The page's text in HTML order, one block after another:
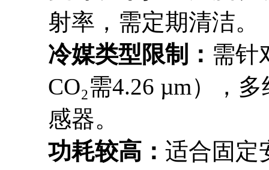
射率，需定期清洁。
冷媒类型限制： 需针
CO₂需4.26 µm），
感器。
功耗较高： 适合固定